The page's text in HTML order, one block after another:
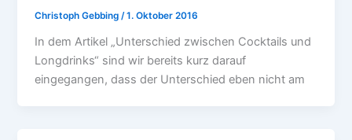
Christoph Gebbing/1. Oktober 2016
In dem Artikel „Unterschied zwischen Cocktails und
Longdrinks“ sind wir bereits kurz darauf
eingegangen, dass der Unterschied eben nicht am